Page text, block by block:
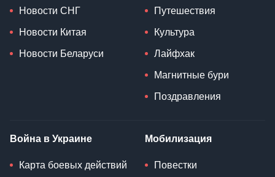
Новости СНГ
Новости Китая
Новости Беларуси
Путешествия
Культура
Лайфхак
Магнитные бури
Поздравления
Война в Украине
Карта боевых действий
Мобилизация
Повестки